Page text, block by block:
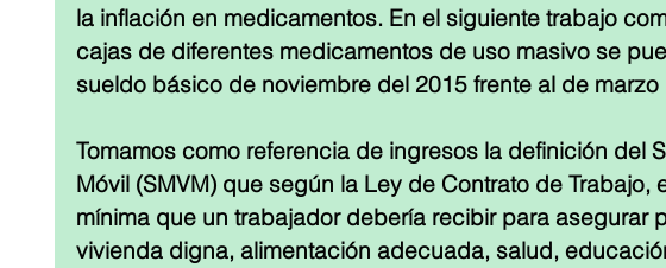
la inflación en medicamentos. En el siguiente trabajo
cajas de diferentes medicamentos de uso masivo se
sueldo básico de noviembre del 2015 frente al de marzo
Tomamos como referencia de ingresos la definición del
Móvil (SMVM) que según la Ley de Contrato de Trabajo,
mínima que un trabajador debería recibir para asegurar
vivienda digna, alimentación adecuada, salud,